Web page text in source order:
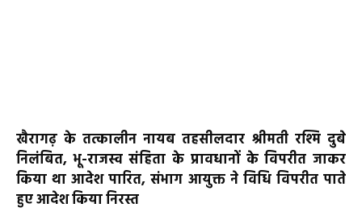
खैरागढ़ के तत्कालीन नायब तहसीलदार श्रीमती रश्मि दुबे
निलंबित, भू-राजस्व संहिता के प्रावधानों के विपरीत जाकर
किया था आदेश पारित, संभाग आयुक्त ने विधि विपरीत पाते
हुए आदेश किया निरस्त